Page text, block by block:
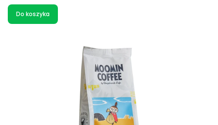
Do koszyka